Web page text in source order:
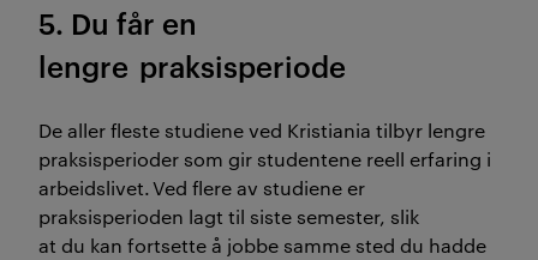
5. Du får en
lengre praksisperiode
De aller fleste studiene ved Kristiania tilbyr lengre
praksisperioder som gir studentene reell erfaring i
arbeidslivet.Ved flere av studiene er
praksisperioden lagt til siste semester, slik
at du kan fortsette å jobbe samme sted du hadde